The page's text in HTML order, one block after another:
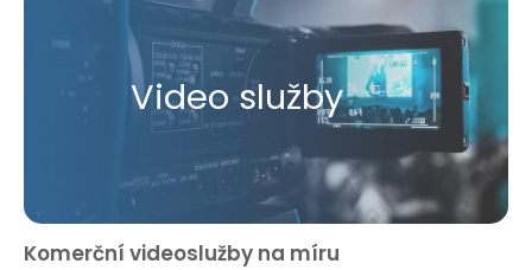
Video služby
Komerční videoslužby na míru